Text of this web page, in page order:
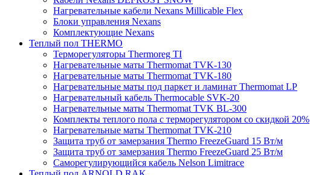
Нагревательные кабели Nexans Millicable Flex
Блоки управления Nexans
Комплектующие Nexans
Теплый пол THERMO
Терморегуляторы Thermoreg TI
Нагревательные маты Thermomat TVK-130
Нагревательные маты Thermomat TVK-180
Нагревательные маты под паркет и ламинат Thermomat LP
Нагревательный кабель Thermocable SVK-20
Нагревательные маты Thermomat TVK BL-300
Комплекты теплого пола с терморегулятором со скидкой 20%
Нагревательные маты Thermomat TVK-210
Защита труб от замерзания Thermo FreezeGuard 15 Вт/м
Защита труб от замерзания Thermo FreezeGuard 25 Вт/м
Саморегулирующийся кабель Nelson Limitrace